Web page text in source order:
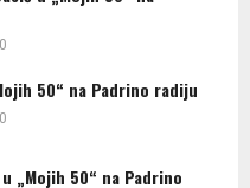
0
50“ na Padrino radiju
0
„Mojih 50“ na Padrino